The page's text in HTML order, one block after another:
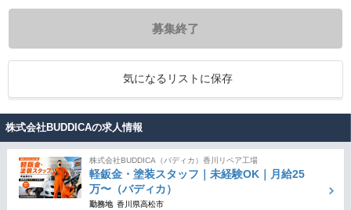
募集終了
気になるリストに保存
株式会社BUDDICAの求人情報
株式会社BUDDICA（バディカ）香川リペア工場
軽鈑金・塗装スタッフ｜未経験OK｜月給25
万〜（バディカ）
勤務地 香川県高松市